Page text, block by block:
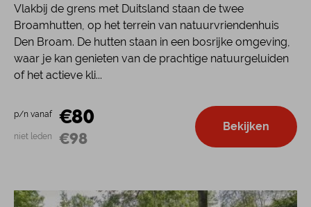
Vlakbij de grens met Duitsland staan de twee
Broamhutten, op het terrein van natuurvriendenhuis
Den Broam. De hutten staan in een bosrijke omgeving,
waar je kan genieten van de prachtige natuurgeluiden
of het actieve kli...
p/n vanaf €80
niet leden €98
Bekijken